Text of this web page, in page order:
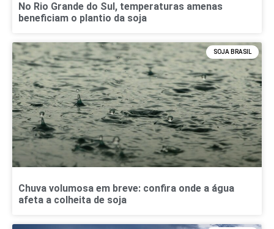
No Rio Grande do Sul, temperaturas amenas
beneficiam o plantio da soja
SOJA BRASIL
Chuva volumosa em breve: confira onde a água
afeta a colheita de soja